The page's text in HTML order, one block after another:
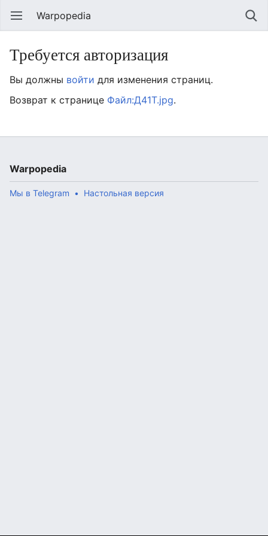
Warpopedia
Требуется авторизация
Вы должны войти для изменения страниц.
Возврат к странице Файл:Д41Т.jpg.
Warpopedia
Мы в Telegram Настольная версия